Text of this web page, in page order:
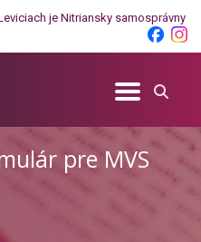
je Nitriansky samosprávny
pre MVS